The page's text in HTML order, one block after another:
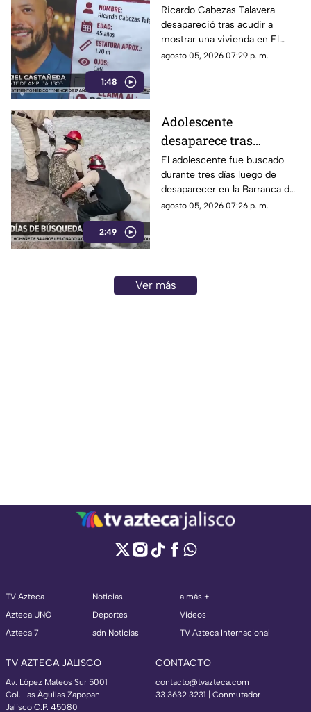
1:48
búsqueda de agente
desaparecido en El
Batán
Ricardo Cabezas Talavera
desapareció tras acudir a
mostrar una vivienda en El
Batán; colegas reforzaron sus
agosto 05, 2026 07:29 p. m.
2:49
Adolescente
desaparece tras
convivir con amigos en
la Barranca de
Huentitán; lo hallan
sin vida
El adolescente fue buscado
durante tres días luego de
desaparecer en la Barranca de
Huentitán; este miércoles fue
agosto 05, 2026 07:26 p. m.
Ver más
TV Azteca
Azteca UNO
Azteca 7
Noticias
Deportes
adn Noticias
a más +
Videos
TV Azteca Internacional
TV AZTECA JALISCO
Av. López Mateos Sur 5001
Col. Las Águilas Zapopan
Jalisco C.P. 45080
CONTACTO
contacto@tvazteca.com
33 3632 3231 | Conmutador